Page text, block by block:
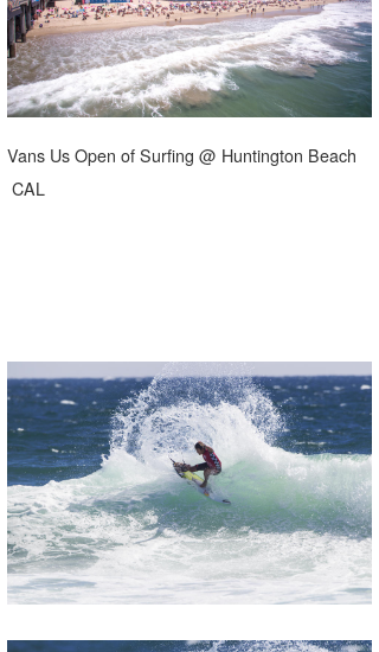
Vans Us Open of Surfing @ Huntington Beach
CAL
伊豆
千葉南
ルール＆How to
VOTE!
サーファーズ
ライター/寄稿メディア
Core Surf Japan
Naoya Kimoto
mitsuteru Kamio
メディア
SURFMEDIA
波伝説アンバサダー/プロライダー